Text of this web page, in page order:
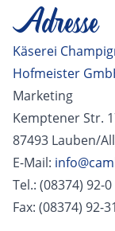
Adresse
Käserei
Hofmeister
Marketing
Kemptener Str.
87493 Lauben/
E-Mail:
Tel.: (08374) 92-0
Fax: (08374) 92-